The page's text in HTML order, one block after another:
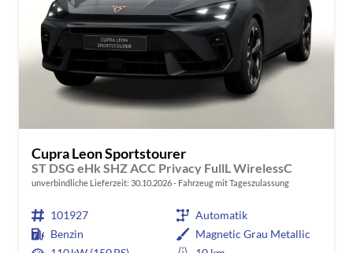
Cupra Leon Sportstourer
ST DSG eHk SHZ ACC Privacy FullL WirelessC
unverbindliche Lieferzeit: 30.10.2026 Fahrzeug mit Tageszulassung
101927
Automatik
Benzin
Magnetic Grau Metallic